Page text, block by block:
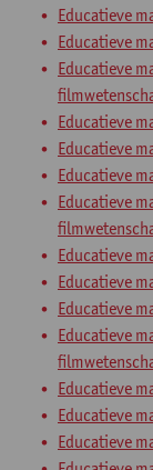
Educatieve
Educatieve
Educatieve
Educatieve
Educatieve
Educatieve
Educatieve
Educatieve
Educatieve
Educatieve
Educatieve
Educatieve
Educatieve
Educatieve